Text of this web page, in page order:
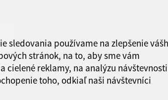
sledovania používame na zlepšenie
stránok, na to, aby sme vám
cielené reklamy, na analýzu návštevnosti
toho, odkiaľ naši návštevníci
Obedňajšia prestávka:12:00 -